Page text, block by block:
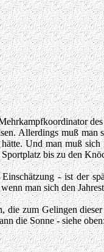
Allerdings muß man
Und man muß
bis zu den
- ist der
man sich den
die zum Gelingen
die Sonne - siehe